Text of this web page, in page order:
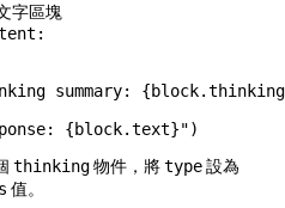
字區塊
summary: {block.thinking
{block.text}")
thinking物件，將type設為
值。